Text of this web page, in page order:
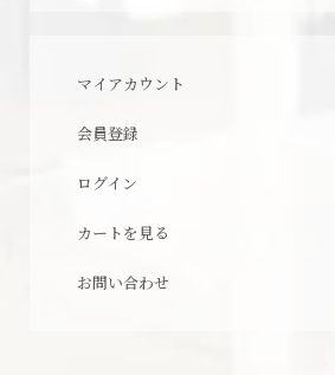
マイアカウント
会員登録
ログイン
カートを見る
お問い合わせ